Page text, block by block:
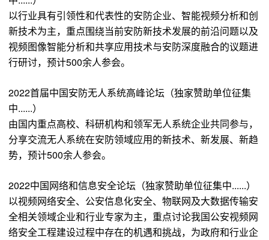
以行业具有引领性和代表性的安防企业、智能视频分析和创
新技术为主，重点围绕当前安防新技术发展的前沿问题以及
视频图像智能分析和共享应用技术与安防深度融合的议题进
行研讨，预计500余人参会。
2022首届中国安防无人系统高峰论坛（独家赞助单位征集
中......）
由国内重点高校、科研机构和领军无人系统企业共同参与，
分享交流无人系统在安防领域应用的新技术、新发展、新趋
势，预计500余人参会。
2022中国网络和信息安全论坛（独家赞助单位征集中......）
以视频网络安全、公安信息化安全、物联网及大数据传输安
全相关领域企业和行业专家为主，重点讨论我国公安视频网
络安全工程建设过程中存在的机遇和挑战，为政府和行业企